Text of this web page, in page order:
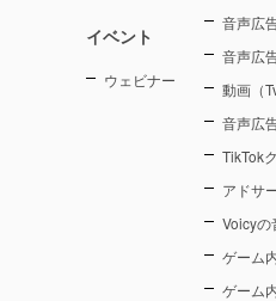
イベント
ウェビナー
音声広
音声広
動画（
音声広
TikTok
アドサ
Voicyの
ゲーム
ゲーム